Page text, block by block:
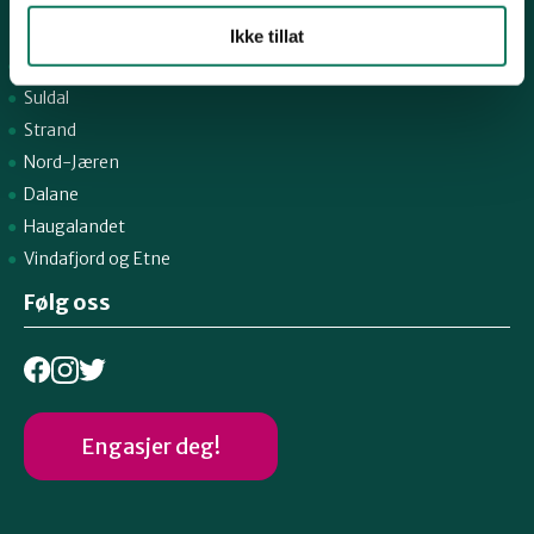
Ikke tillat
Sandnes
Suldal
Strand
Nord-Jæren
Dalane
Haugalandet
Vindafjord og Etne
Følg oss
Engasjer deg!